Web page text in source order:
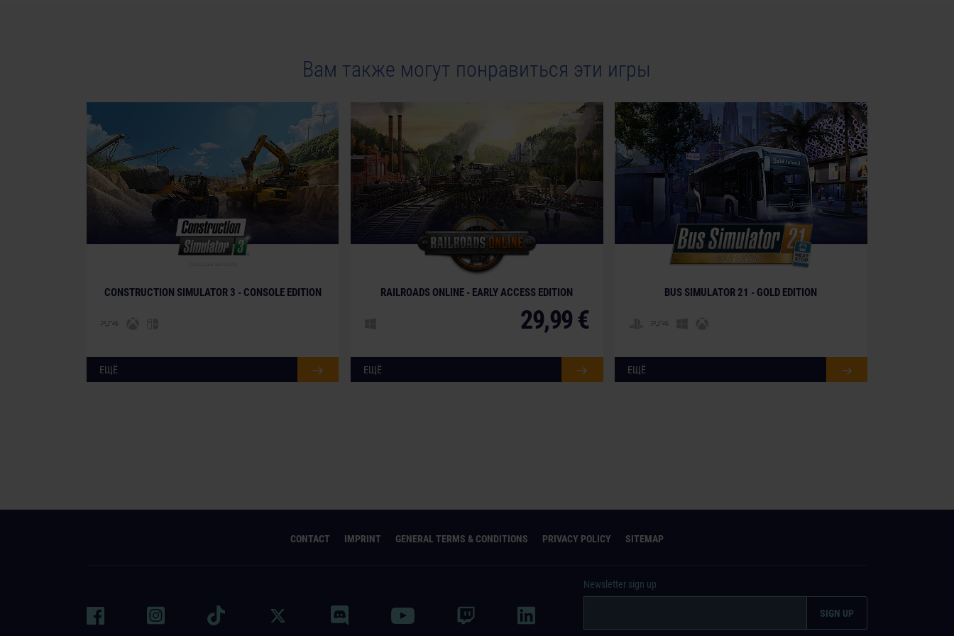
Вам также могут понравиться эти игры
© [Translate to Russian:]
CONSTRUCTION SIMULATOR 3 - CONSOLE EDITION
ЕЩЁ
© [Translate to Russian:]
RAILROADS ONLINE - EARLY ACCESS EDITION
29,99 €
ЕЩЁ
BUS SIMULATOR 21 - GOLD EDITION
ЕЩЁ
CONTACT IMPRINT GENERAL TERMS & CONDITIONS PRIVACY POLICY SITEMAP
Newsletter sign up